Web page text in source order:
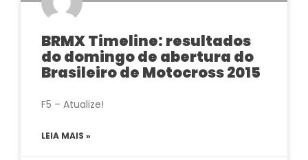
BRMX Timeline: resultados
do domingo de abertura do
Brasileiro de Motocross 2015
F5 – Atualize!
LEIA MAIS »